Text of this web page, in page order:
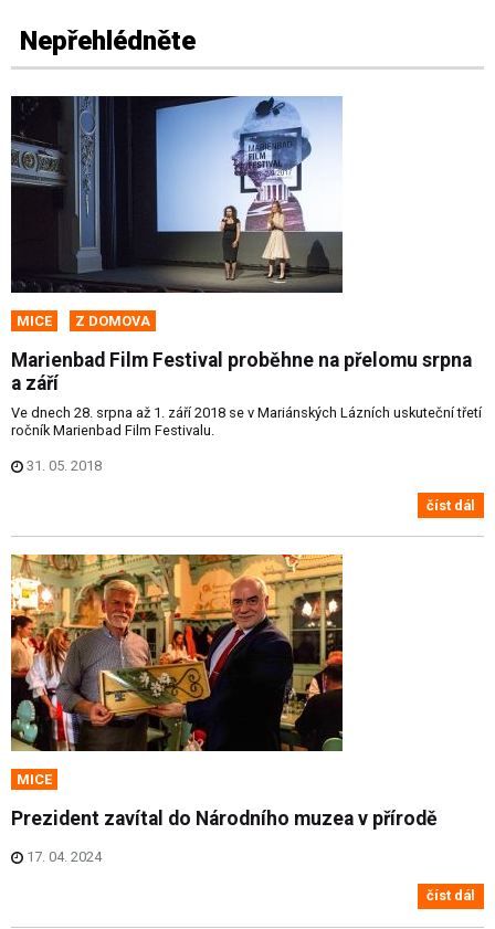
Nepřehlédněte
MICE Z DOMOVA
Marienbad Film Festival proběhne na přelomu srpna
a září
Ve dnech 28. srpna až 1. září 2018 se v Mariánských Lázních uskuteční třetí
ročník Marienbad Film Festivalu.
31. 05. 2018
číst dál
MICE
Prezident zavítal do Národního muzea v přírodě
17. 04. 2024
číst dál